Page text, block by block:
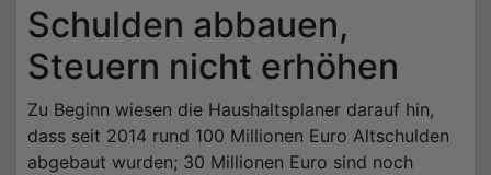
Schulden abbauen,
Steuern nicht erhöhen
Zu Beginn wiesen die Haushaltsplaner darauf hin,
dass seit 2014 rund 100 Millionen Euro Altschulden
abgebaut wurden; 30 Millionen Euro sind noch